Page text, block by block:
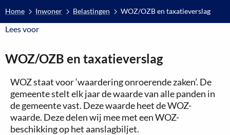
Home Inwoner Belastingen WOZ/OZB en taxatieverslag
Lees voorLees voor
WOZ/OZB en taxatieverslag
WOZ staat voor ‘waardering onroerende zaken’. De
gemeente stelt elk jaar de waarde van alle panden in
de gemeente vast. Deze waarde heet de WOZ-
waarde. Deze delen wij mee met een WOZ-
beschikking op het aanslagbiljet.